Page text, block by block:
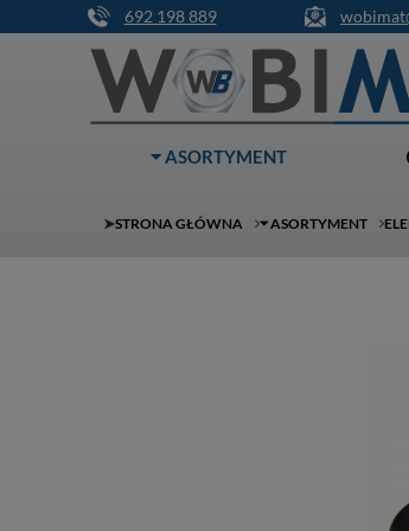
692 198 889
⏷ ASORTYMENT
➤STRONA GŁÓWNA ⏷ ASORTYMENT